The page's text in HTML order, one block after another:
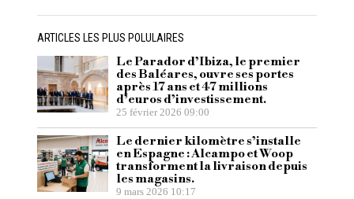
ARTICLES LES PLUS POLULAIRES
Le Parador d’Ibiza, le premier
des Baléares, ouvre ses portes
après 17 ans et 47 millions
d’euros d’investissement.
25 février 2026 09:00
Le dernier kilomètre s’installe
en Espagne : Alcampo et Woop
transforment la livraison depuis
les magasins.
9 mars 2026 10:17